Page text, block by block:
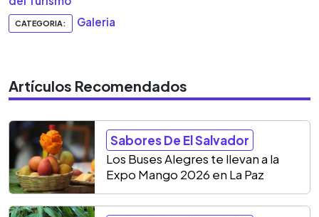
CATEGORIA: Galeria
Artículos Recomendados
Sabores De El Salvador
Los Buses Alegres te llevan a la
Expo Mango 2026 en La Paz